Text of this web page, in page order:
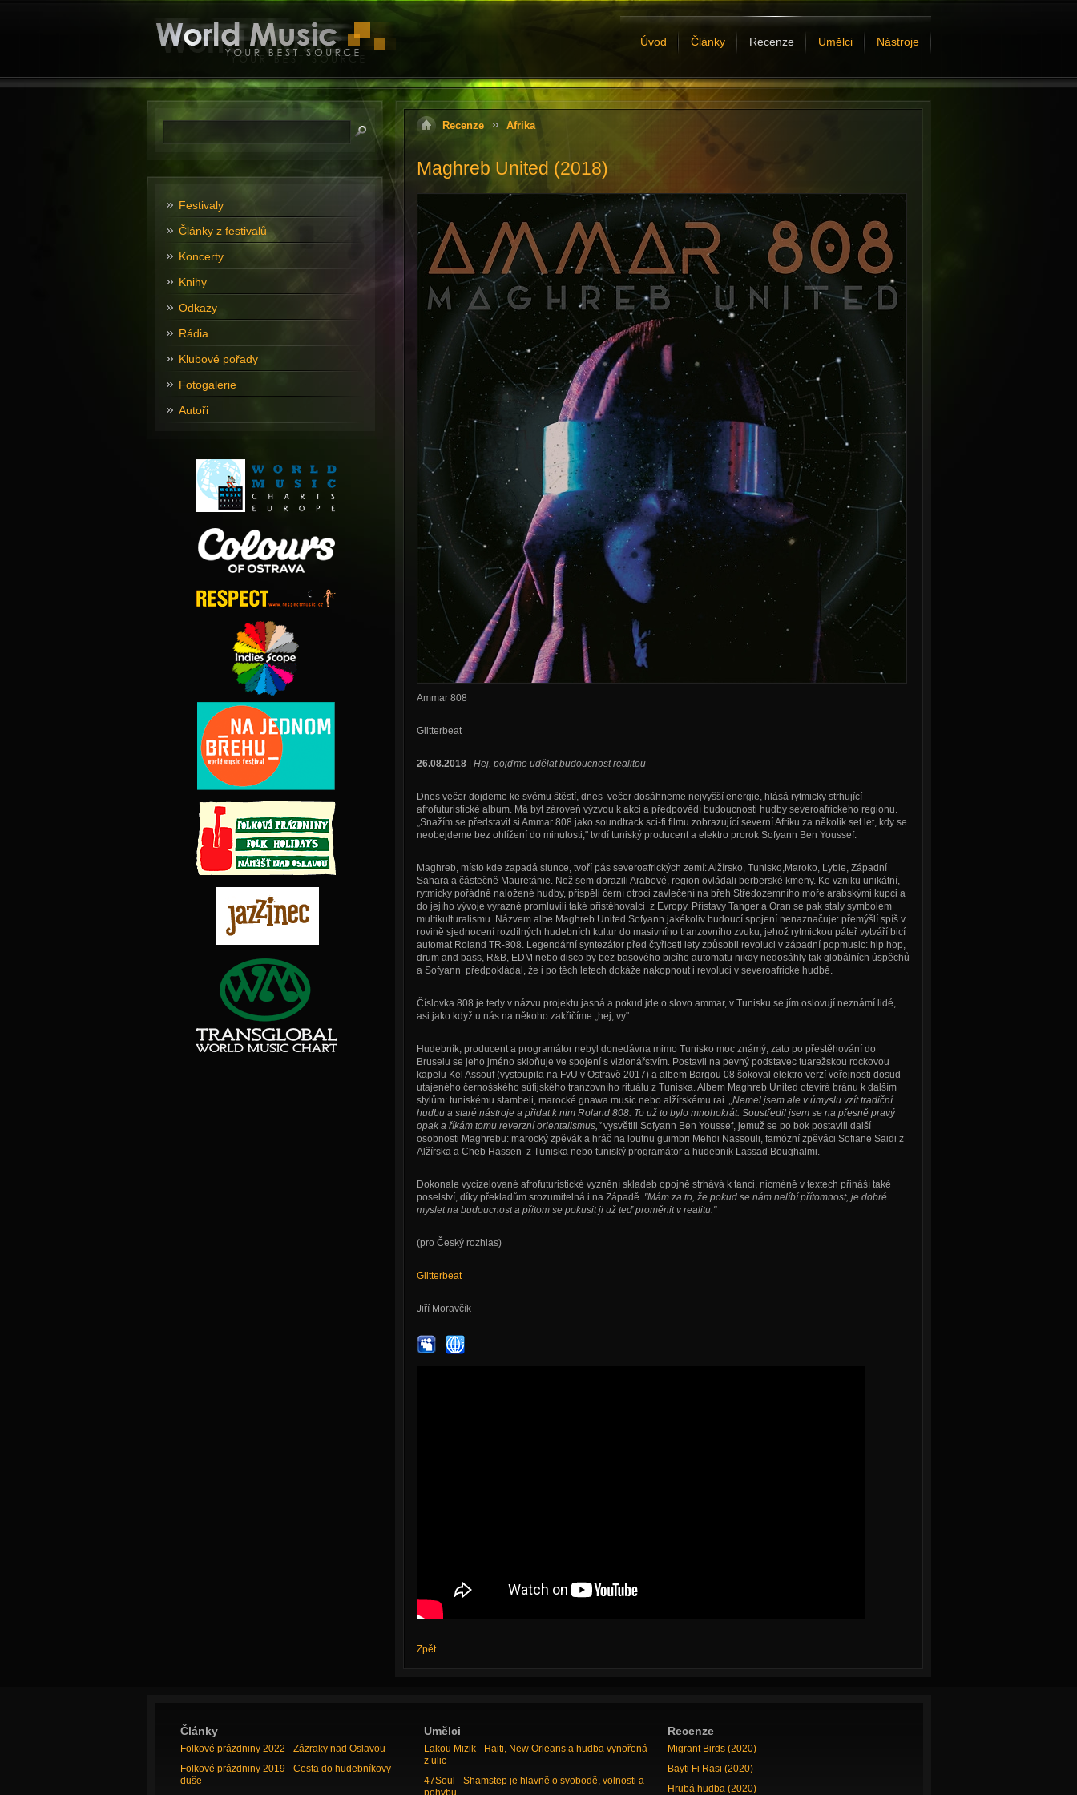
Úvod Články Recenze Umělci Nástroje
Recenze Afrika
Maghreb United (2018)
Ammar 808
Glitterbeat
26.08.2018| Hej, pojďme udělat budoucnost realitou
Dnes večer dojdeme ke svému štěstí, dnes večer dosáhneme nejvyšší energie, hlásá rytmicky strhující
afrofuturistické album. Má být zároveň výzvou k akci a předpovědí budoucnosti hudby severoafrického regionu.
„Snažím se představit si Ammar 808 jako soundtrack sci-fi filmu zobrazující severní Afriku za několik set let, kdy se
neobejdeme bez ohlížení do minulosti," tvrdí tuniský producent a elektro prorok Sofyann Ben Youssef.
Maghreb, místo kde zapadá slunce, tvoří pás severoafrických zemí: Alžírsko, Tunisko,Maroko, Lybie, Západní
Sahara a částečně Mauretánie. Než sem dorazili Arabové, region ovládali berberské kmeny. Ke vzniku unikátní,
rytmicky pořádně naložené hudby, přispěli černí otroci zavlečení na břeh Středozemního moře arabskými kupci a
do jejího vývoje výrazně promluvili také přistěhovalci z Evropy. Přístavy Tanger a Oran se pak staly symbolem
multikulturalismu. Názvem albe Maghreb United Sofyann jakékoliv budoucí spojení nenaznačuje: přemýšlí spíš v
rovině sjednocení rozdílných hudebních kultur do masivního tranzovního zvuku, jehož rytmickou páteř vytváří bicí
automat Roland TR-808. Legendární syntezátor před čtyřiceti lety způsobil revoluci v západní popmusic: hip hop,
drum and bass, R&B, EDM nebo disco by bez basového bicího automatu nikdy nedosáhly tak globálních úspěchů
a Sofyann předpokládal, že i po těch letech dokáže nakopnout i revoluci v severoafrické hudbě.
Číslovka 808 je tedy v názvu projektu jasná a pokud jde o slovo ammar, v Tunisku se jím oslovují neznámí lidé,
asi jako když u nás na někoho zakřičíme „hej, vy".
Hudebník, producent a programátor nebyl donedávna mimo Tunisko moc známý, zato po přestěhování do
Bruselu se jeho jméno skloňuje ve spojení s vizionářstvím. Postavil na pevný podstavec tuarežskou rockovou
kapelu Kel Assouf (vystoupila na FvU v Ostravě 2017) a albem Bargou 08 šokoval elektro verzí veřejnosti dosud
utajeného černošského súfijského tranzovního rituálu z Tuniska. Albem Maghreb United otevírá bránu k dalším
stylům: tuniskému stambeli, marocké gnawa music nebo alžírskému rai. „Nemel jsem ale v úmyslu vzít tradiční
hudbu a staré nástroje a přidat k nim Roland 808. To už to bylo mnohokrát. Soustředil jsem se na přesně pravý
opak a říkám tomu reverzní orientalismus,"vysvětlil Sofyann Ben Youssef, jemuž se po bok postavili další
osobnosti Maghrebu: marocký zpěvák a hráč na loutnu guimbri Mehdi Nassouli, famózní zpěváci Sofiane Saidi z
Alžírska a Cheb Hassen z Tuniska nebo tuniský programátor a hudebník Lassad Boughalmi.
Dokonale vycizelované afrofuturistické vyznění skladeb opojně strhává k tanci, nicméně v textech přináší také
poselství, díky překladům srozumitelná i na Západě. "Mám za to, že pokud se nám nelíbí přítomnost, je dobré
myslet na budoucnost a přitom se pokusit ji už teď proměnit v realitu."
(pro Český rozhlas)
Glitterbeat
Jiří Moravčík
Zpět
Festivaly
Články z festivalů
Koncerty
Knihy
Odkazy
Rádia
Klubové pořady
Fotogalerie
Autoři
Články
Folkové prázdniny 2022 - Zázraky nad Oslavou
Folkové prázdniny 2019 - Cesta do hudebníkovy
duše
Umělci
Lakou Mizik - Haiti, New Orleans a hudba vynořená
z ulic
47Soul - Shamstep je hlavně o svobodě, volnosti a
pohybu.
Recenze
Migrant Birds (2020)
Bayti Fi Rasi (2020)
Hrubá hudba (2020)